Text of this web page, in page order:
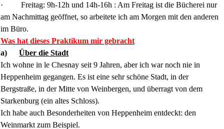
·
Freitag: 9h-12h und 14h-16h : Am Freitag ist die Bücherei nur
am Nachmittag geöffnet, so arbeitete ich am Morgen mit den anderen
im Büro.
Was hat dieses Praktikum mir gebracht
a)
Über die Stadt
Ich wohne in le Chesnay seit 9 Jahren, aber ich war noch nie in
Heppenheim gegangen. Es ist eine sehr schöne Stadt, in der
Bergstraße, in der Mitte von Weinbergen, und überragt von dem
Starkenburg (ein altes Schloss).
Ich habe auch Besonderheiten von Heppenheim entdeckt: den
Weinmarkt zum Beispiel.